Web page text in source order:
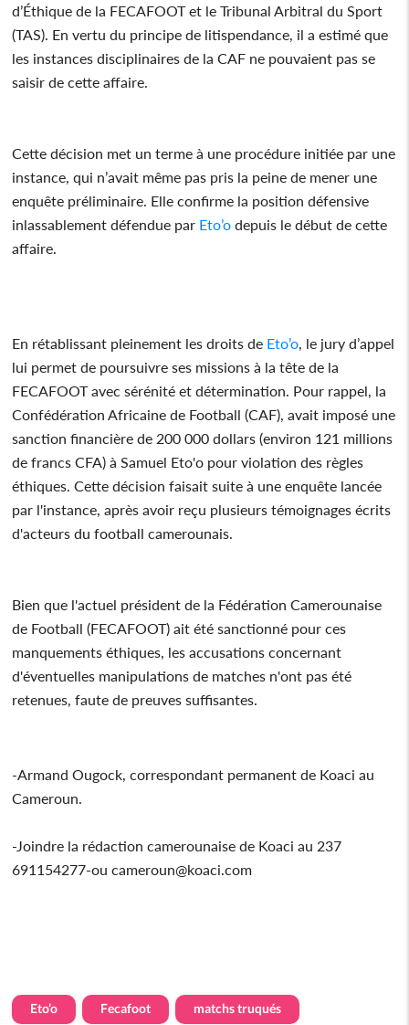
d’Éthique de la FECAFOOT et le Tribunal Arbitral du Sport
(TAS). En vertu du principe de litispendance, il a estimé que
les instances disciplinaires de la CAF ne pouvaient pas se
saisir de cette affaire.
Cette décision met un terme à une procédure initiée par une
instance, qui n’avait même pas pris la peine de mener une
enquête préliminaire. Elle confirme la position défensive
inlassablement défendue par Eto’o depuis le début de cette
affaire.
En rétablissant pleinement les droits de Eto’o , le jury d’appel
lui permet de poursuivre ses missions à la tête de la
FECAFOOT avec sérénité et détermination. Pour rappel, la
Confédération Africaine de Football (CAF), avait imposé une
sanction financière de 200 000 dollars (environ 121 millions
de francs CFA) à Samuel Eto'o pour violation des règles
éthiques. Cette décision faisait suite à une enquête lancée
par l'instance, après avoir reçu plusieurs témoignages écrits
d'acteurs du football camerounais.
Bien que l'actuel président de la Fédération Camerounaise
de Football (FECAFOOT) ait été sanctionné pour ces
manquements éthiques, les accusations concernant
d'éventuelles manipulations de matches n'ont pas été
retenues, faute de preuves suffisantes.
-Armand Ougock, correspondant permanent de Koaci au
Cameroun.
-Joindre la rédaction camerounaise de Koaci au 237
691154277-ou cameroun@koaci.com
Eto’o Fecafoot matchs truqués